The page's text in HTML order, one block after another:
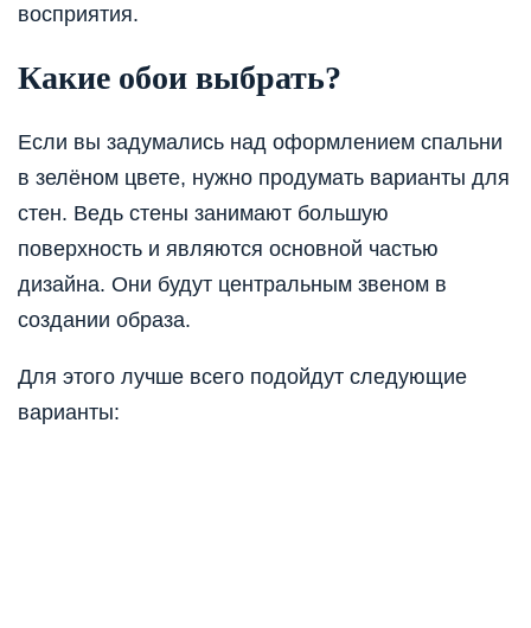
восприятия.
Какие обои выбрать?
Если вы задумались над оформлением спальни
в зелёном цвете, нужно продумать варианты для
стен. Ведь стены занимают большую
поверхность и являются основной частью
дизайна. Они будут центральным звеном в
создании образа.
Для этого лучше всего подойдут следующие
варианты: